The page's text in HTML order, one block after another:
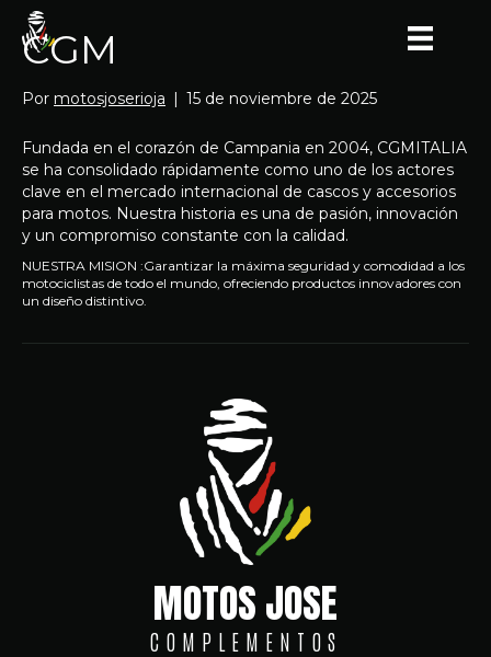
CGM
Por motosjoserioja | 15 de noviembre de 2025
Fundada en el corazón de Campania en 2004, CGMITALIA
se ha consolidado rápidamente como uno de los actores
clave en el mercado internacional de cascos y accesorios
para motos. Nuestra historia es una de pasión, innovación
y un compromiso constante con la calidad.
NUESTRA MISION :Garantizar la máxima seguridad y comodidad a los
motociclistas de todo el mundo, ofreciendo productos innovadores con
un diseño distintivo.
MOTOS JOSE
COMPLEMENTOS